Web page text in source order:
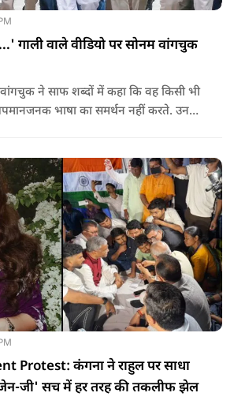
गाली वाले वीडियो पर सोनम वांगचुक
ने साफ शब्दों में कहा कि वह किसी भी
भाषा का समर्थन नहीं करते. उनका
Protest: कंगना ने राहुल पर साधा
'जेन-जी' सच में हर तरह की तकलीफ झेल